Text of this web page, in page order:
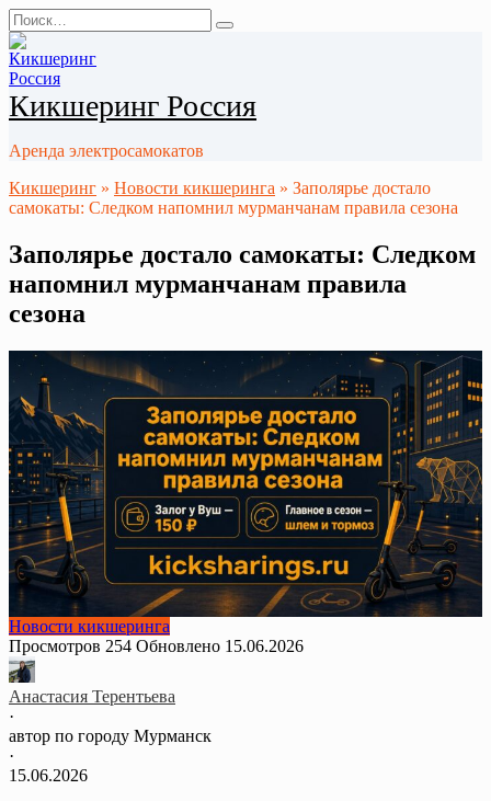
Перейти
к
содержанию
Search
for:
Кикшеринг Россия
Аренда электросамокатов
Кикшеринг » Новости кикшеринга » Заполярье достало
самокаты: Следком напомнил мурманчанам правила сезона
Заполярье достало самокаты: Следком
напомнил мурманчанам правила
сезона
Новости кикшеринга
Просмотров 254 Обновлено 15.06.2026
Анастасия Терентьева
·
автор по городу Мурманск
·
15.06.2026